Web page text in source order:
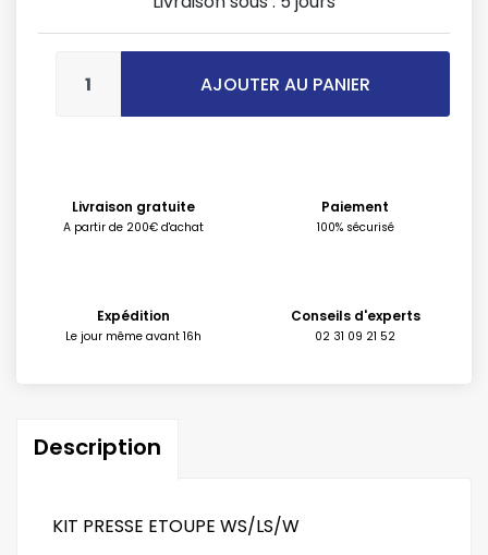
AJOUTER AU PANIER
Livraison gratuite
A partir de 200€ d'achat
Paiement
100% sécurisé
Expédition
Le jour même avant 16h
Conseils d'experts
02 31 09 21 52
Description
KIT PRESSE ETOUPE WS/LS/W